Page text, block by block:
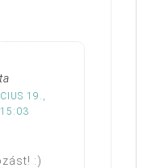
19.,
:)